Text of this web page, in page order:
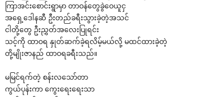
ကြာအင်း‌စောင်းရွာမှာ တာဝန်‌တွေခွဲ‌ဝေယူငှ
အ‌ရှေ့‌ဒေါနဆီ ဦးတည်ခရီးသွားခဲ့တဲ့အသင်
ငါတို့‌တွေ ဦးညွှတ်အ‌လေးပြုရင်း
သင့်ကို ထာဝရ နှုတ်ဆက်ခဲ့ရလိမ့်မယ်လို့ မထင်ထားခဲ့တဲ့
တို့မျိုးဇာနည် ထာဝရခရီးသည်။
မမြင်ရက်တဲ့ စန်းလ‌သော်တာ
ကွယ်ပုန်းကာ ‌ကွေး‌ရေး‌ရေးသာ